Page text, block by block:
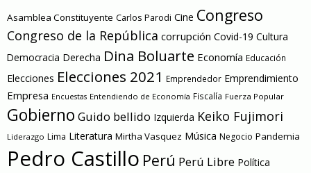
Asamblea Constituyente Carlos Parodi Cine Congreso
Congreso de la República corrupción Covid-19 Cultura
Democracia Derecha Dina Boluarte Economía Educación
Elecciones Elecciones 2021 Emprendedor Emprendimiento
Empresa Encuestas Entendiendo de Economía Fiscalía Fuerza Popular
Gobierno Guido bellido Izquierda Keiko Fujimori
Liderazgo Lima Literatura Mirtha Vasquez Música Negocio Pandemia
Pedro Castillo Perú Perú Libre Política